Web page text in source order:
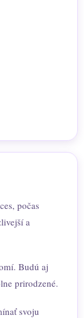
počas
a
Budú aj
prirodzené.
svoju